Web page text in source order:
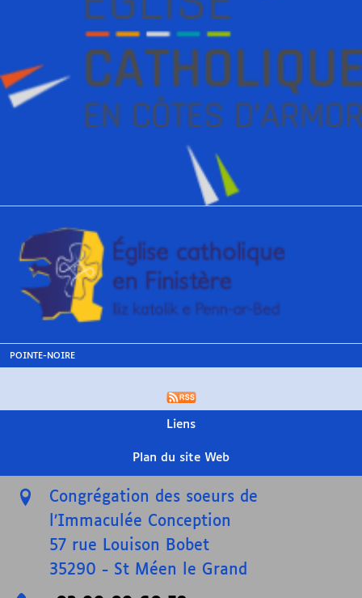
POINTE-NOIRE
Liens
Plan du site Web
Congrégation des soeurs de
l’Immaculée Conception
57 rue Louison Bobet
35290 - St Méen le Grand